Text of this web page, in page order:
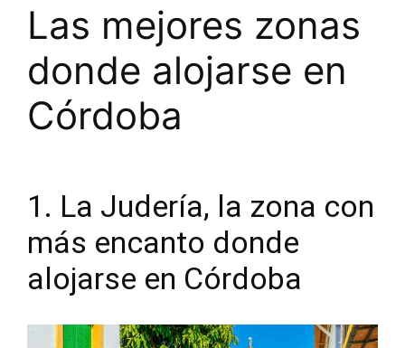
Las mejores zonas
donde alojarse en
Córdoba
1. La Judería, la zona con
más encanto donde
alojarse en Córdoba